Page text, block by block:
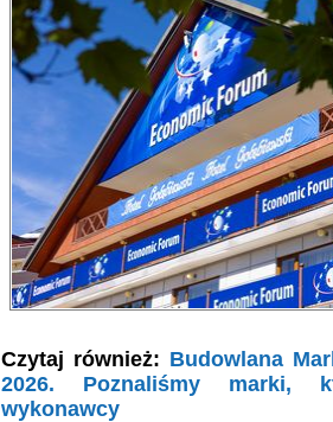
Czytaj również: Budowlana
2026. Poznaliśmy marki,
wykonawcy